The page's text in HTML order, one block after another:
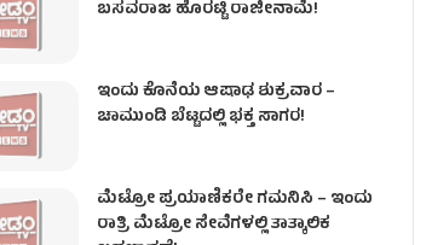
ಬಸವರಾಜ ಹೊರಟ್ಟಿ ರಾಜೀನಾಮೆ!
ಇಂದು ಕೊನೆಯ ಆಷಾಢ ಶುಕ್ರವಾರ –
ಚಾಮುಂಡಿ ಬೆಟ್ಟದಲ್ಲಿ ಭಕ್ತ ಸಾಗರ!
ಮೆಟ್ರೋ ಪ್ರಯಾಣಿಕರೇ ಗಮನಿಸಿ – ಇಂದು
ರಾತ್ರಿ ಮೆಟ್ರೋ ಸೇವೆಗಳಲ್ಲಿ ತಾತ್ಕಾಲಿಕ